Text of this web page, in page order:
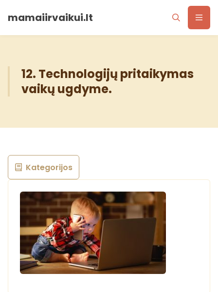
mamaiirvaikui.lt
12. Technologijų pritaikymas
vaikų ugdyme.
Kategorijos